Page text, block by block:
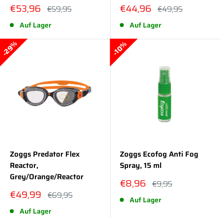
Sonderpreis
€53,96 Normalpreis
€59,95
Auf Lager
Sonderpreis
€44,96 Normalpreis
€49,95
Auf Lager
29%
Zoggs Predator Flex
Reactor,
Grey/Orange/Reactor
Sonderpreis
€49,99 Normalpreis
€69,95
Auf Lager
10%
Zoggs Ecofog Anti Fog
Spray, 15 ml
Sonderpreis
€8,96 Normalpreis
€9,95
Auf Lager